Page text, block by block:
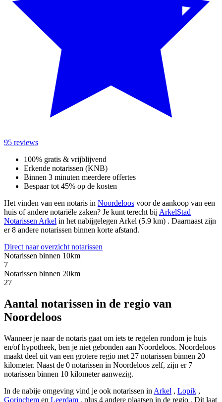
95 reviews
100% gratis & vrijblijvend
Erkende notarissen (KNB)
Binnen 3 minuten meerdere offertes
Bespaar tot 45% op de kosten
Het vinden van een notaris in Noordeloos voor de aankoop van een
huis of andere notariële zaken? Je kunt terecht bij ArkelStad
Notarissen Arkel in het nabijgelegen Arkel (5.9 km) . Daarnaast zijn
er 8 andere notarissen binnen korte afstand.
Direct naar overzicht notarissen
Notarissen binnen 10km
7
Notarissen binnen 20km
27
Aantal notarissen in de regio van
Noordeloos
Wanneer je naar de notaris gaat om iets te regelen rondom je huis
en/of hypotheek, ben je niet gebonden aan Noordeloos. Noordeloos
maakt deel uit van een grotere regio met 27 notarissen binnen 20
kilometer. Naast de 0 notarissen in Noordeloos zelf, zijn er 7
notarissen binnen 10 kilometer aanwezig.
In de nabije omgeving vind je ook notarissen in Arkel , Lopik ,
Gorinchem en Leerdam , plus 4 andere plaatsen in de regio . Dit laat